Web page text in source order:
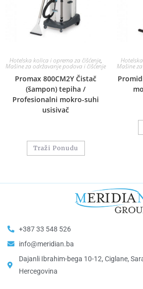
Hotelska kolica i oprema za čišćenje,
Mašine za održavanje podova i čišćenje
Promax 800CM2Y Čistač
(šampon) tepiha /
Profesionalni mokro-suhi
usisivač
Traži Ponudu
Mašine
+387 33 548 526
info@meridian.ba
Dajanli Ibrahim-bega 10-12, Ciglane,
Hercegovina​